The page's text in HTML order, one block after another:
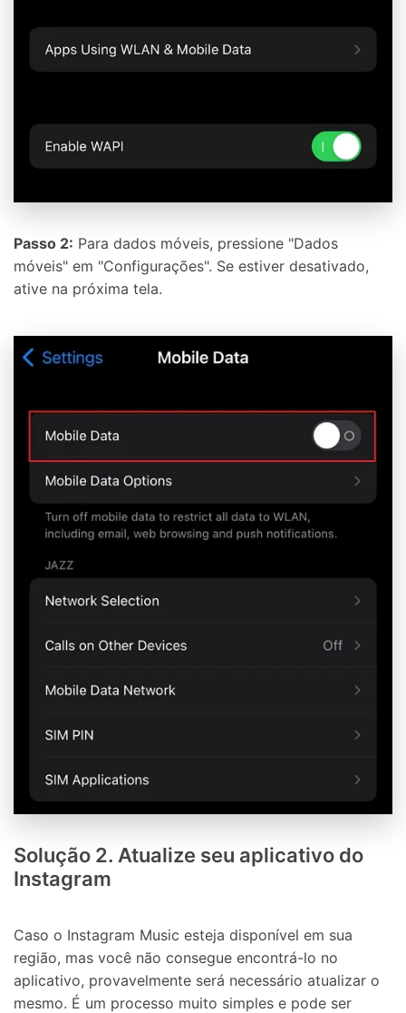
Passo 2: Para dados móveis, pressione "Dados
móveis" em "Configurações". Se estiver desativado,
ative na próxima tela.
Solução 2. Atualize seu aplicativo do
Instagram
Caso o Instagram Music esteja disponível em sua
região, mas você não consegue encontrá-lo no
aplicativo, provavelmente será necessário atualizar o
mesmo. É um processo muito simples e pode ser